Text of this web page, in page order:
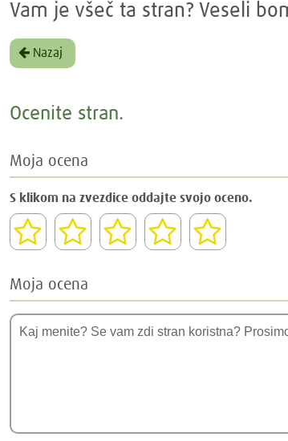
Vam je všeč ta stran? Veseli
Nazaj
Ocenite stran.
Moja ocena
S klikom na zvezdice oddajte svojo oceno.
Moja ocena